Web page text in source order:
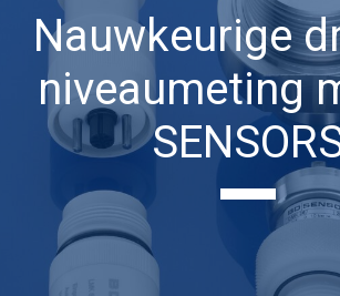
Nauwkeurige
niveaumeting